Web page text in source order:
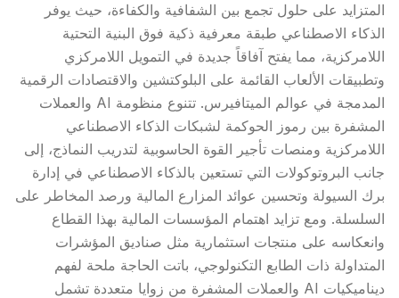
المتزايد على حلول تجمع بين الشفافية والكفاءة، حيث يوفر
الذكاء الاصطناعي طبقة معرفية ذكية فوق البنية التحتية
اللامركزية، مما يفتح آفاقاً جديدة في التمويل اللامركزي
وتطبيقات الألعاب القائمة على البلوكتشين والاقتصادات الرقمية
المدمجة في عوالم الميتافيرس. تتنوع منظومة AI والعملات
المشفرة بين رموز الحوكمة لشبكات الذكاء الاصطناعي
اللامركزية ومنصات تأجير القوة الحاسوبية لتدريب النماذج، إلى
جانب البروتوكولات التي تستعين بالذكاء الاصطناعي في إدارة
برك السيولة وتحسين عوائد المزارع المالية ورصد المخاطر على
السلسلة. ومع تزايد اهتمام المؤسسات المالية بهذا القطاع
وانعكاسه على منتجات استثمارية مثل صناديق المؤشرات
المتداولة ذات الطابع التكنولوجي، باتت الحاجة ملحة لفهم
ديناميكيات AI والعملات المشفرة من زوايا متعددة تشمل